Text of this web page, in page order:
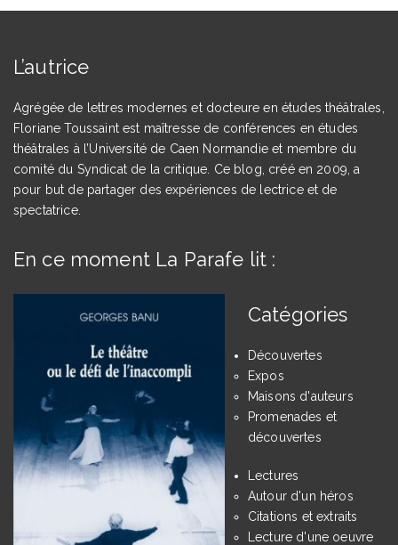
L’autrice
Agrégée de lettres modernes et docteure en études théâtrales,
Floriane Toussaint est maîtresse de conférences en études
théâtrales à l’Université de Caen Normandie et membre du
comité du Syndicat de la critique. Ce blog, créé en 2009, a
pour but de partager des expériences de lectrice et de
spectatrice.
En ce moment La Parafe lit :
Catégories
Découvertes
Expos
Maisons d'auteurs
Promenades et
découvertes
Lectures
Autour d'un héros
Citations et extraits
Lecture d'une oeuvre